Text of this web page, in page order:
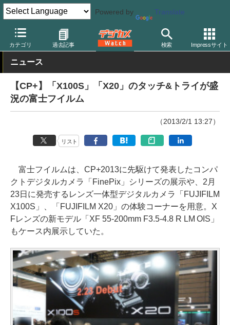
Powered by Translate
カテゴリ 過去記事 検索 Impressサイト
デジカメ Watch カメラ レンズ一体型（コンパクト）カメラ 富
ニュース
【CP+】「X100S」「X20」のタッチ&トライが盛
況の富士フイルム
（2013/2/1 13:27）
リスト
富士フイルムは、CP+2013に先駆けて発表したコンパ
クトデジタルカメラ「FinePix」シリーズの展示や、2月
23日に発売するレンズ一体型デジタルカメラ「FUJIFILM
X100S」、「FUJIFILM X20」の体験コーナーを用意。X
Fレンズの新モデル「XF 55-200mm F3.5-4.8 R LM OIS」
もケース内展示していた。